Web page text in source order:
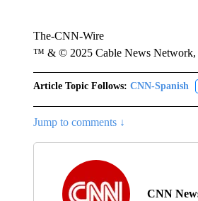
The-CNN-Wire
™ & © 2025 Cable News Network,
Article Topic Follows: CNN-Spanish
Jump to comments ↓
CNN